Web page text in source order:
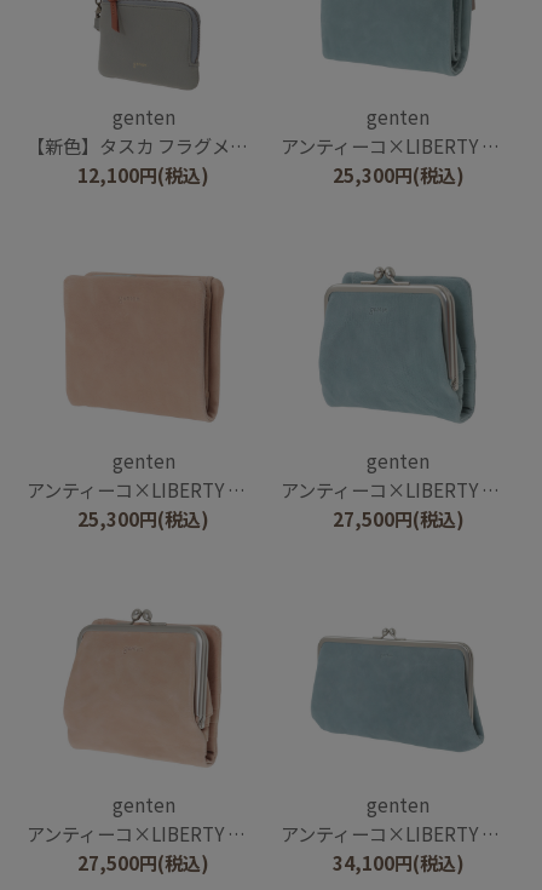
genten
【新色】タスカ フラグメントケース
12,100円(税込)
genten
アンティーコ×LIBERTY 二つ折り財布
25,300円(税込)
genten
アンティーコ×LIBERTY 二つ折り財布
25,300円(税込)
genten
アンティーコ×LIBERTY 口金二つ折り財布
27,500円(税込)
genten
アンティーコ×LIBERTY 口金二つ折り財布
27,500円(税込)
genten
アンティーコ×LIBERTY 口金長財布
34,100円(税込)